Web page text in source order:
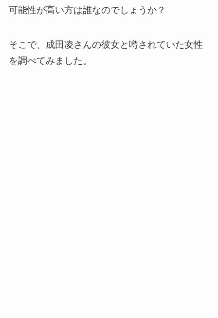
可能性が高い方は誰なのでしょうか？
そこで、成田凌さんの彼女と噂されていた女性
を調べてみました。